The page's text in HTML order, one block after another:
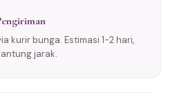
kurir bunga. Estimasi 1-2 hari,
jarak.